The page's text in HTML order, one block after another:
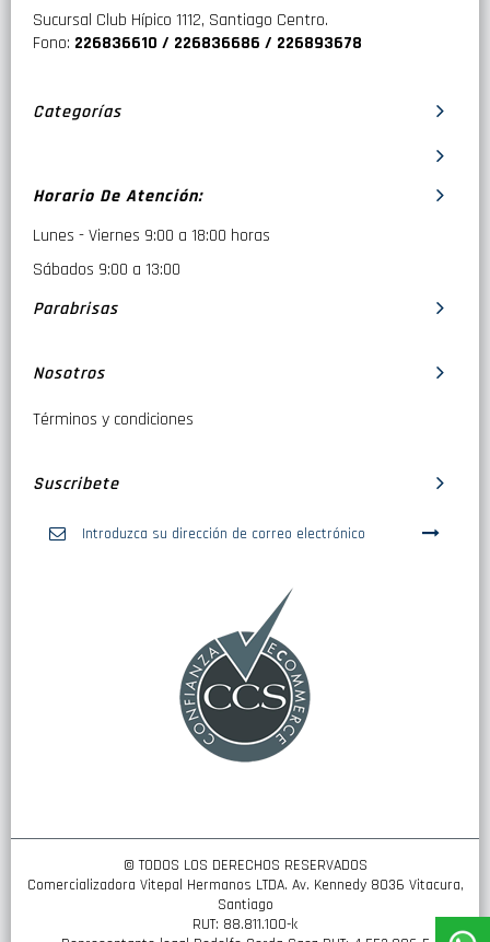
Sucursal Club Hípico 1112, Santiago Centro.
Fono: 226836610 / 226836686 / 226893678
Categorías
Horario De Atención:
Lunes - Viernes 9:00 a 18:00 horas
Sábados 9:00 a 13:00
Parabrisas
Nosotros
Términos y condiciones
Suscribete
© TODOS LOS DERECHOS RESERVADOS
Comercializadora Vitepal Hermanos LTDA. Av. Kennedy 8036 Vitacura,
Santiago
RUT: 88.811.100-k